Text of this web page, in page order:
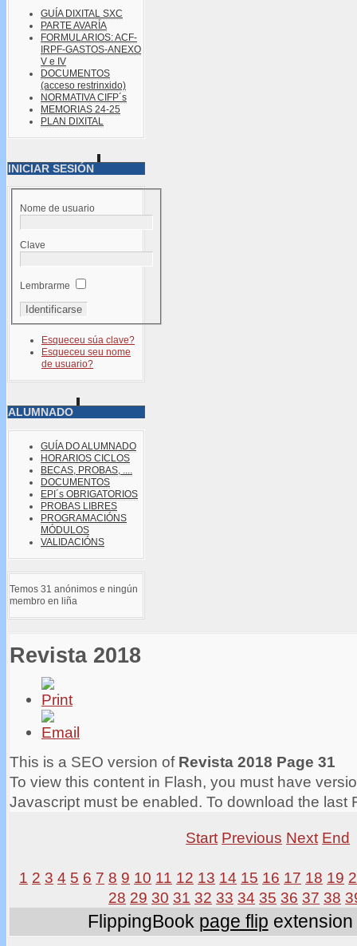
GUÍA DIXITAL SXC
PARTE AVARÍA
FORMULARIOS: ACF-
IRPF-GASTOS-ANEXO
V e IV
DOCUMENTOS
(acceso restrinxido)
NORMATIVA CIFP´s
MEMORIAS 24-25
PLAN DIXITAL
INICIAR SESIÓN
Nome de usuario
Clave
Lembrarme
Esqueceu súa clave?
Esqueceu seu nome
de usuario?
ALUMNADO
GUÍA DO ALUMNADO
HORARIOS CICLOS
BECAS, PROBAS, ....
DOCUMENTOS
EPI´s OBRIGATORIOS
PROBAS LIBRES
PROGRAMACIÓNS
MÓDULOS
VALIDACIÓNS
Temos 31 anónimos e ningún
membro en liña
Revista 2018
This is a SEO version of Revista 2018 Page 31
To view this content in Flash, you must have
Javascript must be enabled. To download the last
Start Previous Next End
1 2 3 4 5 6 7 8 9 10 11 12 13 14 15 16 17 18 19
28 29 30 31 32 33 34 35 36 37 38
FlippingBook page flip